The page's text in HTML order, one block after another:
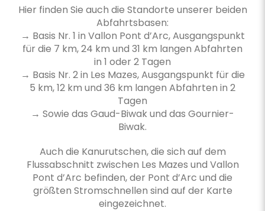
Hier finden Sie auch die Standorte unserer beiden
Abfahrtsbasen:
→ Basis Nr. 1 in Vallon Pont d’Arc, Ausgangspunkt
für die 7 km, 24 km und 31 km langen Abfahrten
in 1 oder 2 Tagen
→ Basis Nr. 2 in Les Mazes, Ausgangspunkt für die
5 km, 12 km und 36 km langen Abfahrten in 2
Tagen
→ Sowie das Gaud-Biwak und das Gournier-
Biwak.
Auch die Kanurutschen, die sich auf dem
Flussabschnitt zwischen Les Mazes und Vallon
Pont d’Arc befinden, der Pont d’Arc und die
größten Stromschnellen sind auf der Karte
eingezeichnet.